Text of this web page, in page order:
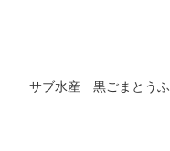
サブ水産 黒ごまとうふ